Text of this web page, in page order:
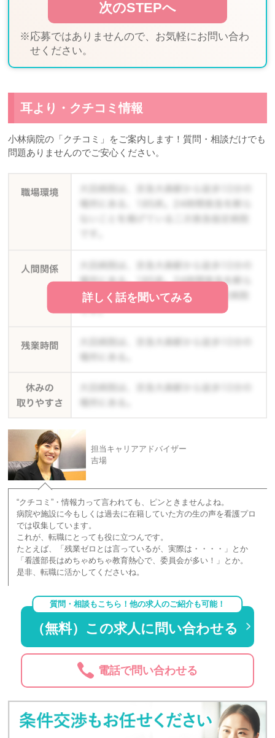
※応募ではありませんので、お気軽にお問い合わ
せください。
耳より・クチコミ情報
小林病院の「クチコミ」をご案内します！質問・相談だけでも
問題ありませんのでご安心ください。
詳しく話を聞いてみる
担当キャリアアドバイザー
吉場
“クチコミ”・情報力って言われても、ピンときませんよね。
病院や施設に今もしくは過去に在籍していた方の生の声を看護プロ
では収集しています。
これが、転職にとっても役に立つんです。
たとえば、「残業ゼロとは言っているが、実際は・・・・」とか
「看護部長はめちゃめちゃ教育熱心で、委員会が多い！」とか。
是非、転職に活かしてくださいね。
質問・相談もこちら！他の求人のご紹介も可能！
（無料）この求人に問い合わせる
電話で問い合わせる